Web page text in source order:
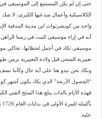
حتى إن لم يكن المستمع إلى الموسيقى في
الكلاسيكية وأعمال مبدعيها الكبرى، لا
واحد من كونشرتوات ابن مدينة البندقية
أنه في إزاء موسيقى كتبت في زمننا الراهن
موسيقى تكاد في أجمل لحظاتها، تحاكي
تعبيرية المنحى قبل ولادة التعبيرية بزمن
ونكاد نحن نبدو هنا على أية حال وكأننا
“الفصول الأربعة” الذي يكاد يكون أشهر
فهذه الأيام بالذات يبلغ هذا المنتج الفني
عليه.